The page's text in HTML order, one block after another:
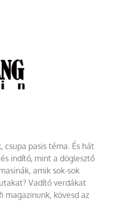
csupa pasis téma. És hát
indító, mint a döglesztő
amik sok-sok
Vadító verdákat
magazinunk, kövesd az